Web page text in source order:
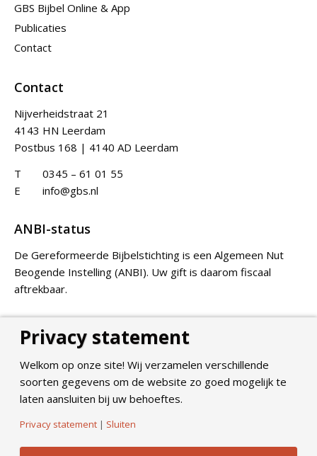
GBS Bijbel Online & App
Publicaties
Contact
Contact
Nijverheidstraat 21
4143 HN Leerdam
Postbus 168 | 4140 AD Leerdam
T
0345 – 61 01 55
E
info@gbs.nl
ANBI-status
De Gereformeerde Bijbelstichting is een Algemeen Nut
Beogende Instelling (ANBI). Uw gift is daarom fiscaal
aftrekbaar.
Doneer
© 2026Gereformeerde Bijbelstichting. All Rights Reserved.
Privacy Policy
Privacy statement
Welkom op onze site! Wij verzamelen verschillende
soorten gegevens om de website zo goed mogelijk te
laten aansluiten bij uw behoeftes.
Privacy statement | Sluiten